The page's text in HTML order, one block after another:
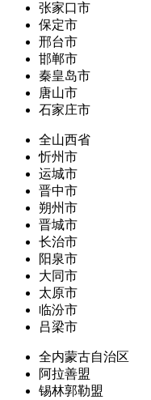
张家口市
保定市
邢台市
邯郸市
秦皇岛市
唐山市
石家庄市
全山西省
忻州市
运城市
晋中市
朔州市
晋城市
长治市
阳泉市
大同市
太原市
临汾市
吕梁市
全内蒙古自治区
阿拉善盟
锡林郭勒盟